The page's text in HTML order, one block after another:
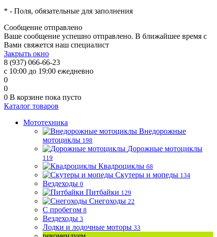
* - Поля, обязательные для заполнения
Сообщение отправлено
Ваше сообщение успешно отправлено. В ближайшее время с
Вами свяжется наш специалист
Закрыть окно
8 (937) 066-66-23
с 10:00 до 19:00 ежедневно
0
0
0 В корзине пока пусто
Каталог товаров
Мототехника
Внедорожные
мотоциклы 198
Дорожные мотоциклы
119
Квадроциклы 68
Скутеры и мопеды 134
Вездеходы 0
Питбайки 129
Снегоходы 22
С пробегом 8
Вездеходы 3
Лодки и лодочные моторы 33